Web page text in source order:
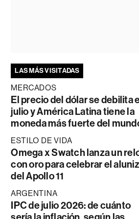
LAS MÁS VISITADAS
MERCADOS
El precio del dólar se debilita
julio y América Latina tiene la
moneda más fuerte del
ESTILO DE VIDA
Omega x Swatch lanza un
con oro para celebrar el
del Apollo 11
ARGENTINA
IPC de julio 2026: de cuánto